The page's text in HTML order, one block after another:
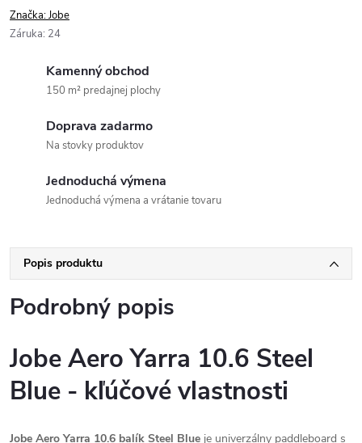
Značka:Jobe
Záruka: 24
Kamenný obchod
150 m² predajnej plochy
Doprava zadarmo
Na stovky produktov
Jednoduchá výmena
Jednoduchá výmena a vrátanie tovaru
Popis produktu
Podrobný popis
Jobe Aero Yarra 10.6 Steel
Blue - kľúčové vlastnosti
Jobe Aero Yarra 10.6 balík Steel Blue je univerzálny paddleboard s